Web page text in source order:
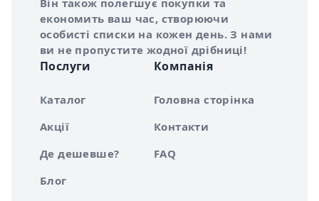
Він також полегшує покупки та
економить ваш час, створюючи
особисті списки на кожен день. З нами
ви не пропустите жодної дрібниці!
Послуги
Каталог
Акції
Де дешевше?
Блог
Компанія
Головна сторінка
Контакти
FAQ